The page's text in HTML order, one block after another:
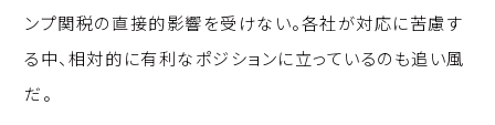
ンプ関税の直接的影響を受けない。各社が対応に苦慮す
る中、相対的に有利なポジションに立っているのも追い風
だ。